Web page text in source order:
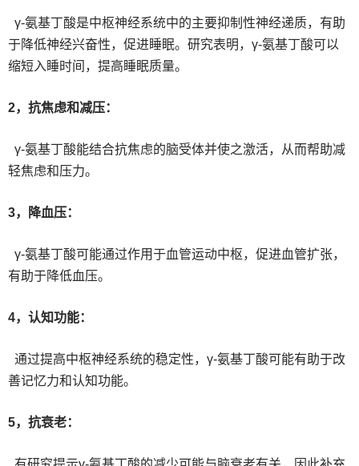
γ-氨基丁酸是中枢神经系统中的主要抑制性神经递质，有助
于降低神经兴奋性，促进睡眠。研究表明，γ-氨基丁酸可以
缩短入睡时间，提高睡眠质量。
2，抗焦虑和减压：
γ-氨基丁酸能结合抗焦虑的脑受体并使之激活，从而帮助减
轻焦虑和压力。
3，降血压：
γ-氨基丁酸可能通过作用于血管运动中枢，促进血管扩张，
有助于降低血压。
4，认知功能：
通过提高中枢神经系统的稳定性，γ-氨基丁酸可能有助于改
善记忆力和认知功能。
5，抗衰老：